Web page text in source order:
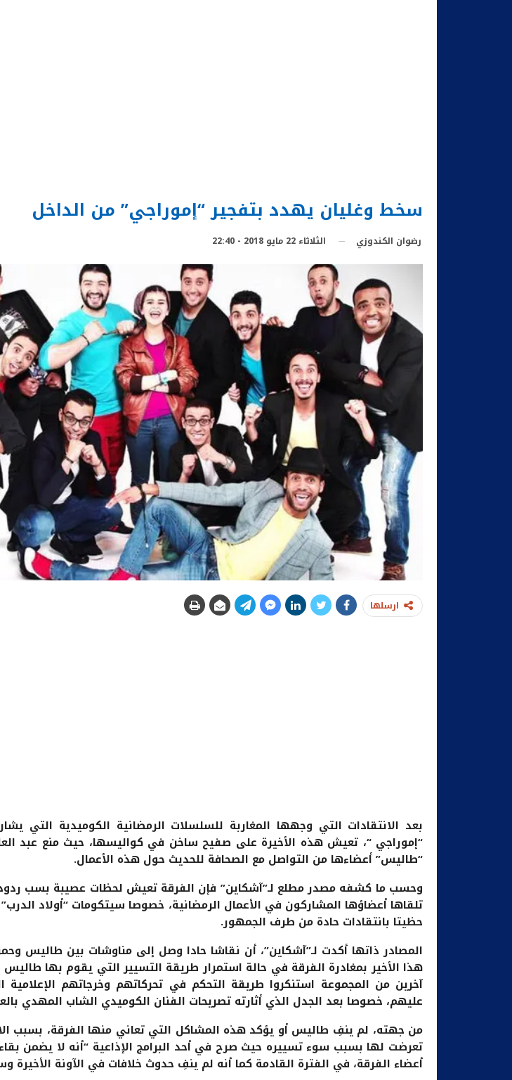
سخط وغليان يهدد بتفجير “إموراجي” من الداخل
رضوان الكندوزي الثلاثاء 22 مايو 2018 - 22:40
ارسلها
بعد الانتقادات التي وجهها المغاربة للسلسلات الرمضانية الكوميدية التي
“إموراجي “، تعيش هذه الأخيرة على صفيح ساخن في كواليسها، حيث منع عبد
“طاليس” أعضاءها من التواصل مع الصحافة للحديث حول هذه الأعمال.
وحسب ما كشفه مصدر مطلع لـ”آشكاين” فإن الفرقة تعيش لحظات عصيبة بسب ردود
تلقاها أعضاؤها المشاركون في الأعمال الرمضانية، خصوصا سيتكومات “أولاد الدرب”
حظيتا بانتقادات حادة من طرف الجمهور.
المصادر ذاتها أكدت لـ”آشكاين”، أن نقاشا حادا وصل إلى مناوشات بين طاليس
هذا الأخير بمغادرة الفرقة في حالة استمرار طريقة التسيير التي يقوم بها طاليس
آخرين من المجموعة استنكروا طريقة التحكم في تحركاتهم وخرجاتهم
عليهم، خصوصا بعد الجدل الذي أثارته تصريحات الفنان الكوميدي الشاب المهدي
من جهته، لم ينفِ طاليس أو يؤكد هذه المشاكل التي تعاني منها الفرقة، بسبب
تعرضت لها بسبب سوء تسييره حيث صرح في أحد البرامج الإذاعية “أنه لا يضمن
أعضاء الفرقة، في الفترة القادمة كما أنه لم ينفِ حدوث خلافات في الآونة الأخيرة